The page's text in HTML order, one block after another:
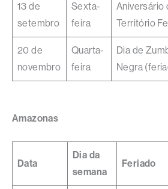
13 de
setembro
Sexta-
feira
Aniversário
Território
20 de
novembro
Quarta-
feira
Dia de
Negra
Amazonas
Data
Dia da
semana
Feriado